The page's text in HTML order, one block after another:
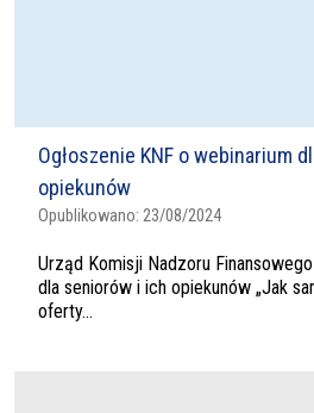
Ogłoszenie KNF o webinarium
opiekunów
Opublikowano: 23/08/2024
Urząd Komisji Nadzoru
dla seniorów i ich opiekunów „Jak
oferty...